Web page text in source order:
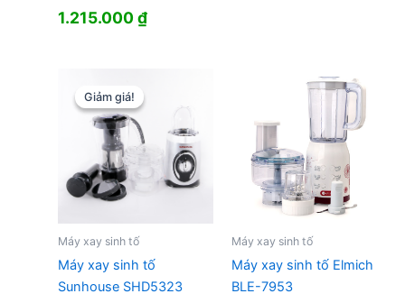
1.215.000₫
Giảm giá!
Giảm giá!
Máy xay sinh tố
Máy xay sinh tố
Sunhouse SHD5323
Máy xay sinh tố
Máy xay sinh tố Elmich
BLE-7953